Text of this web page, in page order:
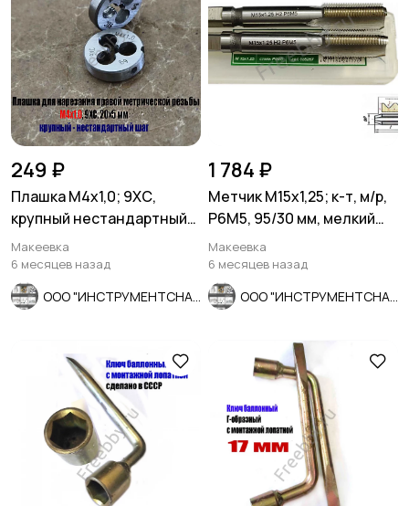
249 ₽
Плашка М4х1,0; 9ХС,
крупный нестандартный
шаг, 20/5 мм.
Макеевка
6 месяцев назад
1 784 ₽
Метчик М15х1,25; к-т, м/р,
Р6М5, 95/30 мм, мелкий
шаг, ГОСТ 3266-81.
Макеевка
6 месяцев назад